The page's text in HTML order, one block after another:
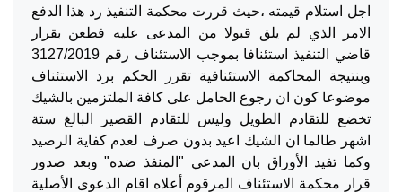
اجل استلام قيمته ،حيث قررت محكمة التنفيذ رد هذا الدفع
الامر الذي لم يلق قبولا من المدعى عليه فطعن بقرار
قاضي التنفيذ استئنافا بموجب الاستئناف رقم 3127/2019
وبنتيجة المحاكمة الاستئنافية تقرر الحكم برد الاستئناف
موضوعا كون ان رجوع الحامل على كافة الملتزمين بالشيك
تخضع للتقادم الطويل وليس للتقادم القصير البالغ ستة
اشهر طالما ان الشيك اعيد بدون صرف لعدم كفاية الرصيد
وكما تفيد الأوراق بان المدعي "المنفذ ضده" وبعد صدور
قرار محكمة الاستئناف المرقوم أعلاه اقام الدعوى الأصلية